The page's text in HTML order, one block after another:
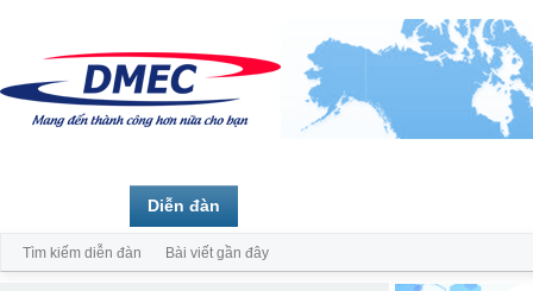
Diễn đàn
Tìm kiếm diễn đàn Bài viết gần đây